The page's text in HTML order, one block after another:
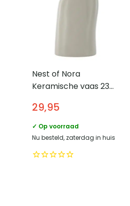
Nest of Nora
Keramische vaas 23
29,95
✓ Op voorraad
Nu besteld, zaterdag in huis